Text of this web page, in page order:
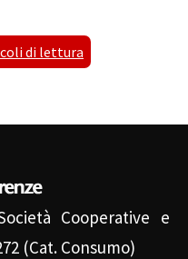
di lettura
Cooperative e
(Cat. Consumo)